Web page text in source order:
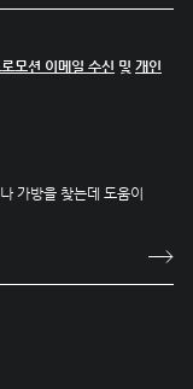
모션 이메일 수신 및 개인
가방을 찾는데 도움이